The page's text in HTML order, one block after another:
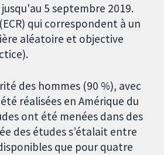
5 septembre 2019.
qui correspondent à un
aléatoire et objective
des hommes (90 %), avec
réalisées en Amérique du
ont été menées dans des
des études s’étalait entre
que pour quatre